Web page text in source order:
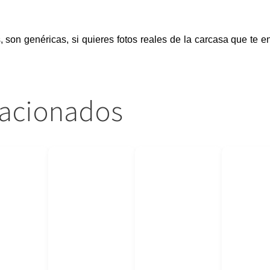
genéricas, si quieres fotos reales de la carcasa que te